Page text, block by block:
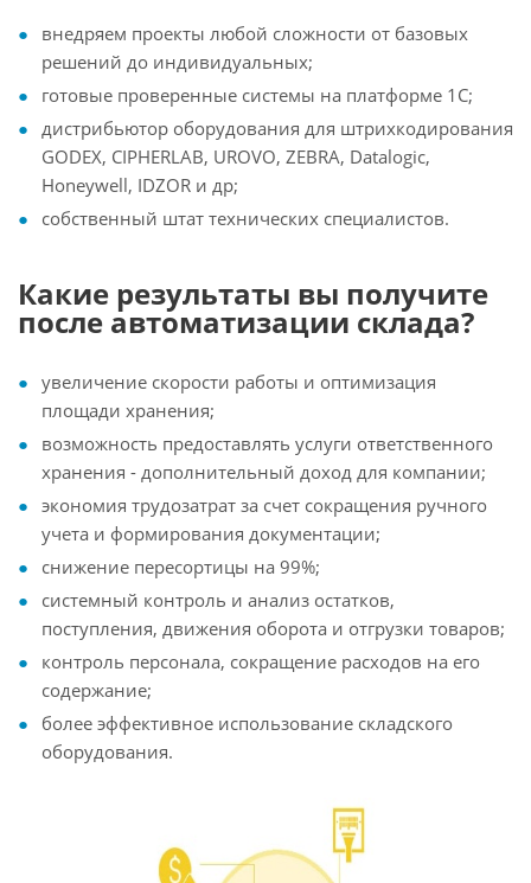
внедряем проекты любой сложности от базовых
решений до индивидуальных;
готовые проверенные системы на платформе 1С;
дистрибьютор оборудования для штрихкодирования
GODEX, CIPHERLAB, UROVO, ZEBRA, Datalogic,
Honeywell, IDZOR и др;
собственный штат технических специалистов.
Какие результаты вы получите
после автоматизации склада?
увеличение скорости работы и оптимизация
площади хранения;
возможность предоставлять услуги ответственного
хранения - дополнительный доход для компании;
экономия трудозатрат за счет сокращения ручного
учета и формирования документации;
снижение пересортицы на 99%;
системный контроль и анализ остатков,
поступления, движения оборота и отгрузки товаров;
контроль персонала, сокращение расходов на его
содержание;
более эффективное использование складского
оборудования.